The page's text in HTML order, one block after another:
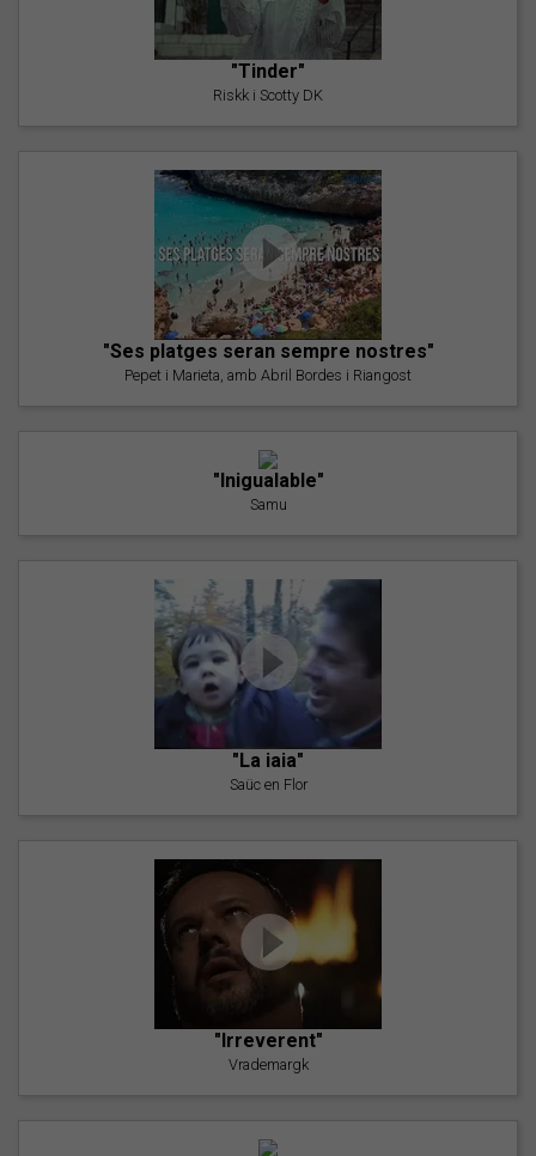
"Tinder"
Riskk i Scotty DK
"Ses platges seran sempre nostres"
Pepet i Marieta, amb Abril Bordes i Riangost
"Inigualable"
Samu
"La iaia"
Saüc en Flor
"Irreverent"
Vrademargk